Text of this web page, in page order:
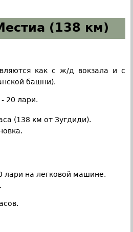
(138 км)
как с ж/д вокзала и с
башни).
20 лари.
(138 км от Зугдиди).
лари на легковой машине.